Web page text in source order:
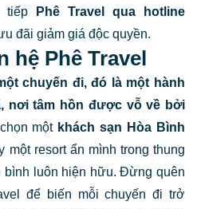
tiếp
Phê Travel qua hotline
đãi giảm giá độc quyền.
hệ Phê Travel
chuyến đi, đó là một hành
nơi tâm hồn được vỗ về bởi
một khách sạn Hòa Bình
một resort ẩn mình trong thung
bình luôn hiện hữu. Đừng quên
để biến mỗi chuyến đi trở